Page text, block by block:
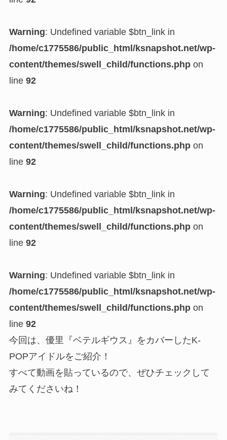
Warning: Undefined variable $btn_link in
/home/c1775586/public_html/ksnapshot.net/wp-
content/themes/swell_child/functions.phpon
line 92
Warning: Undefined variable $btn_link in
/home/c1775586/public_html/ksnapshot.net/wp-
content/themes/swell_child/functions.phpon
line 92
Warning: Undefined variable $btn_link in
/home/c1775586/public_html/ksnapshot.net/wp-
content/themes/swell_child/functions.phpon
line 92
Warning: Undefined variable $btn_link in
/home/c1775586/public_html/ksnapshot.net/wp-
content/themes/swell_child/functions.phpon
line 92
今回は、優里『ベテルギウス』をカバーしたK-
POPアイドルをご紹介！
すべて動画を貼っているので、ぜひチェックして
みてくださいね！